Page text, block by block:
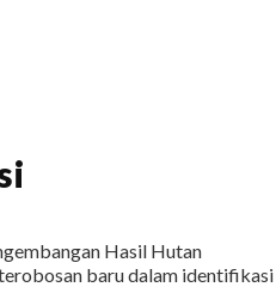
Hasil Hutan
baru dalam identifikasi